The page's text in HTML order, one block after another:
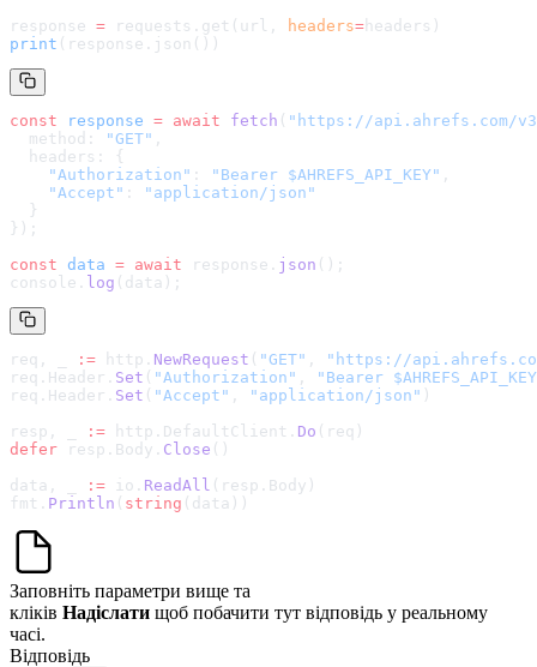
response = requests.get(url, headers= headers )
print (response.json())
const response = await fetch ( " https://api.ahrefs.com/
  method:
"GET" ,
  headers: {
    "Authorization"
: "Bearer $AHREFS_API_KEY" ,
    "Accept"
:
"application/json"
  }
});
const data = await response. json ();
console. log (data);
req, _ := http. NewRequest ( "GET" , " https://
req.Header. Set ( "Authorization" ,
"Bearer
req.Header. Set ( "Accept" , "application/json" )
resp, _
:= http.DefaultClient. Do (req)
defer resp.Body. Close ()
data, _
:= io. ReadAll (resp.Body)
fmt. Println ( string (data))
Заповніть параметри вище та
кліків Надіслати щоб побачити тут відповідь у реальному
часі.
Відповідь